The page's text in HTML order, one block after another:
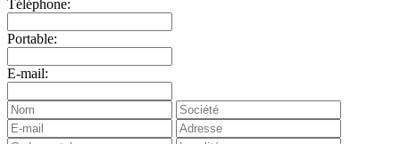
Téléphone:
Portable:
E-mail: